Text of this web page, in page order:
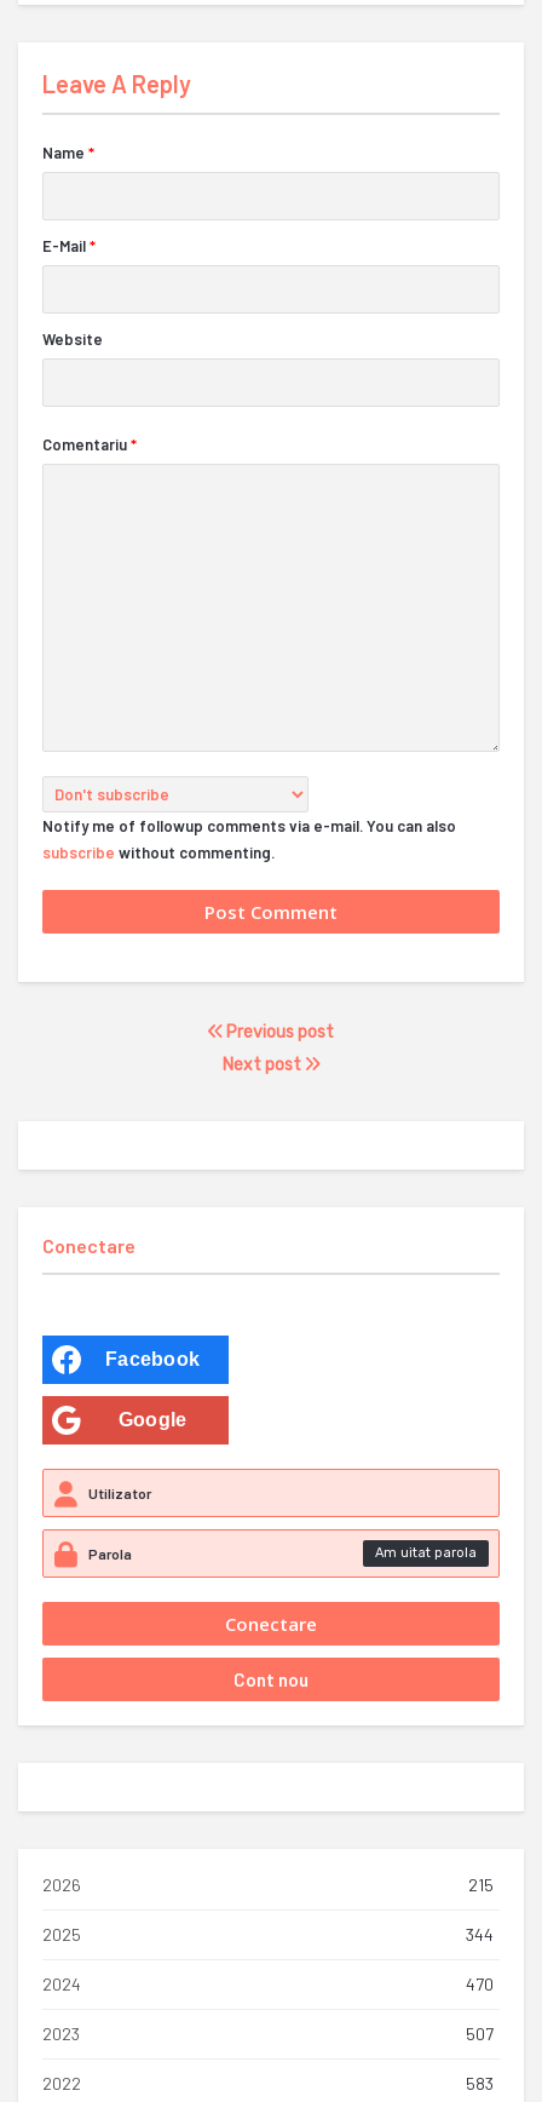
Leave A Reply
Name *
E-Mail*
Website
Comentariu*
Notify me of followup comments via e-mail. You can also
subscribe without commenting.
Previous post
Next post
Conectare
Facebook
Google
Am uitat parola
2026 215
2025 344
2024 470
2023 507
2022 583